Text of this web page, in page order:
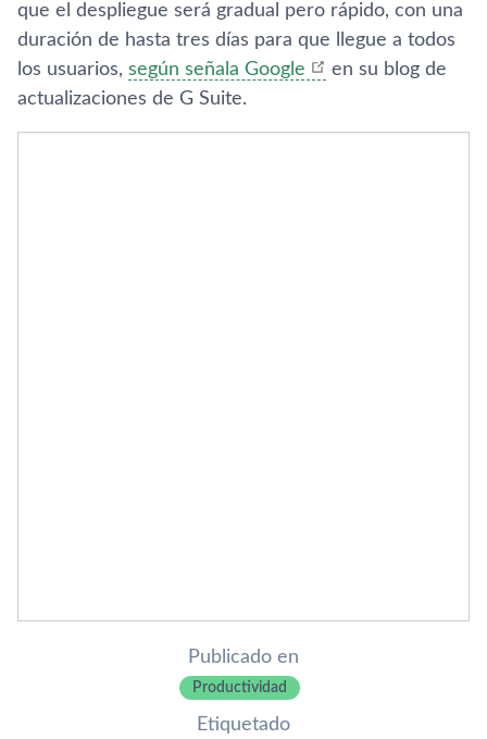
que el despliegue será gradual pero rápido, con una
duración de hasta tres dí­as para que llegue a todos
los usuarios, según señala Google
en su blog de
actualizaciones de G Suite.
Publicado en
Productividad
Etiquetado